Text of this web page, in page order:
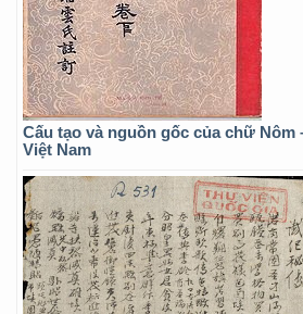
Cấu tạo và nguồn gốc của chữ Nôm
Việt Nam